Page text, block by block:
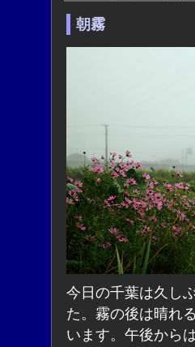
朝霧
今日の千葉は久し
た。霧の後は晴れ
います。午後から